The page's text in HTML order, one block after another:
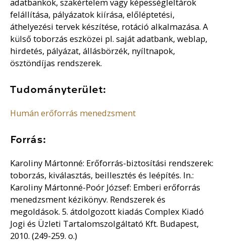
adatbankok, szakértelem vagy képességleltárok
felállítása, pályázatok kiírása, előléptetési,
áthelyezési tervek készítése, rotáció alkalmazása. A
külső toborzás eszközei pl. saját adatbank, weblap,
hirdetés, pályázat, állásbörzék, nyíltnapok,
ösztöndíjas rendszerek.
Tudományterület:
Humán erőforrás menedzsment
Forrás:
Karoliny Mártonné: Erőforrás-biztosítási rendszerek:
toborzás, kiválasztás, beillesztés és leépítés. In.:
Karoliny Mártonné-Poór József: Emberi erőforrás
menedzsment kézikönyv. Rendszerek és
megoldások. 5. átdolgozott kiadás Complex Kiadó
Jogi és Üzleti Tartalomszolgáltató Kft. Budapest,
2010. (249-259. o.)